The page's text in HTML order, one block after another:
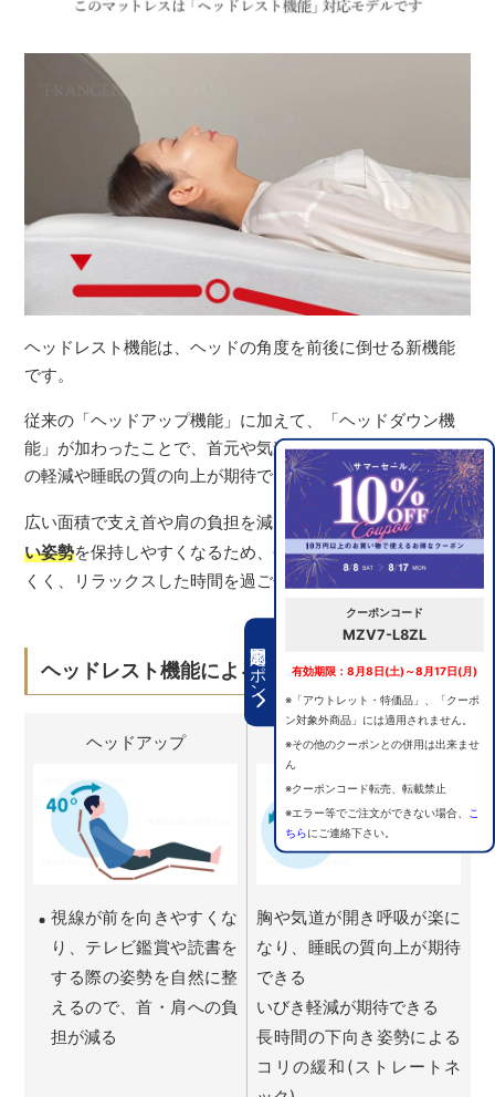
期間限定クーポン
クーポンコード
MZV7-L8ZL
有効期限：8月8日(土)～8月17日(月)
※「アウトレット・特価品」、「クーポ
ン対象外商品」には適用されません。
※その他のクーポンとの併用は出来ませ
ん
※クーポンコード転売、転載禁止
※エラー等でご注文ができない場合、
こ
ちらにご連絡下さい。
ヘッドレスト機能は、ヘッドの角度を前後に倒せる新機能
です。
従来の「ヘッドアップ機能」に加えて、「ヘッドダウン機
能」が加わったことで、首元や気道が自然に開き、いびき
の軽減や睡眠の質の向上が期待できます。
広い面積で支え首や肩の負担を減らし、 リラックスしやす
い姿勢を保持しやすくなるため、長時間の使用でも疲れに
くく、リラックスした時間を過ごせます。
ヘッドレスト機能によるメリット
ヘッドアップ ヘッドダウン
視線が前を向きやすくな
り、テレビ鑑賞や読書を
する際の姿勢を自然に整
えるので、首・肩への負
担が減る
胸や気道が開き呼吸が楽に
なり、睡眠の質向上が期待
できる
いびき軽減が期待できる
長時間の下向き姿勢による
コリの緩和(ストレートネ